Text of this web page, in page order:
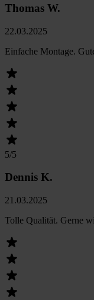
Thomas W.
22.03.2025
Einfache Montage.
5/5
Dennis K.
21.03.2025
Tolle Qualität. Gerne